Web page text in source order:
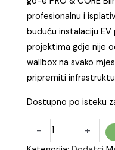
profesionalnu i
buduću instalaciju EV
projektima gdje nije
wallbox na svako
pripremiti
Dostupno po isteku
-
e
+